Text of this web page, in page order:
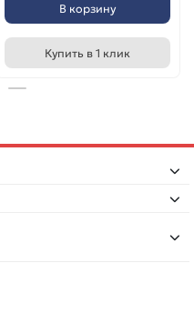
В корзину
Купить в 1 клик